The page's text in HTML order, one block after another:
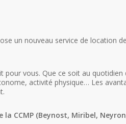
un nouveau service de location
vous. Que ce soit au
activité physique… Les
CCMP (Beynost, Miribel,